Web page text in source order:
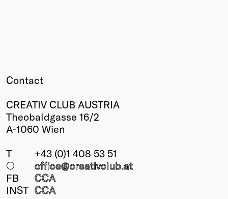
Contact
CREATIV CLUB AUSTRIA
Theobaldgasse 16/2
A-1060 Wien
T
+43 (0)1 408 53 51
○
office@creativclub.at
FB
CCA
INST CCA